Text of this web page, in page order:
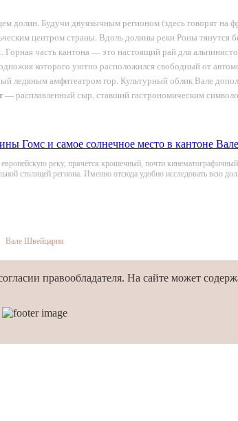
Будучи двуязычным регионом (здесь говорят на
центром страны. Вдоль долины реки Роны тянутся
Горная часть кантона — это настоящий рай для
которого уютно расположился свободный от
ледяным амфитеатром гор. Культурный облик Вале
— расплавленный сыр, ставший гастрономическим
Гомс и самое солнечное место в кантоне Вале
реку, прячется крошечный, почти
столицей региона. Именно отсюда удобно исследовать
Вале Швейцария
правообладателя. На сайте может